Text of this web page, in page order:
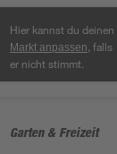
Hier kannst du deinen
Markt anpassen , falls
er nicht stimmt.
Garten & Freizeit